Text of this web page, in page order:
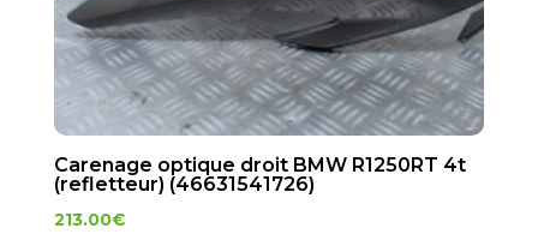
Carenage optique droit BMW R1250RT 4t
(refletteur) (46631541726)
213.00€